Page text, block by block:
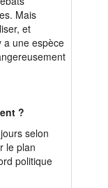
Mais
et
a une espèce
?
selon
le plan
politique